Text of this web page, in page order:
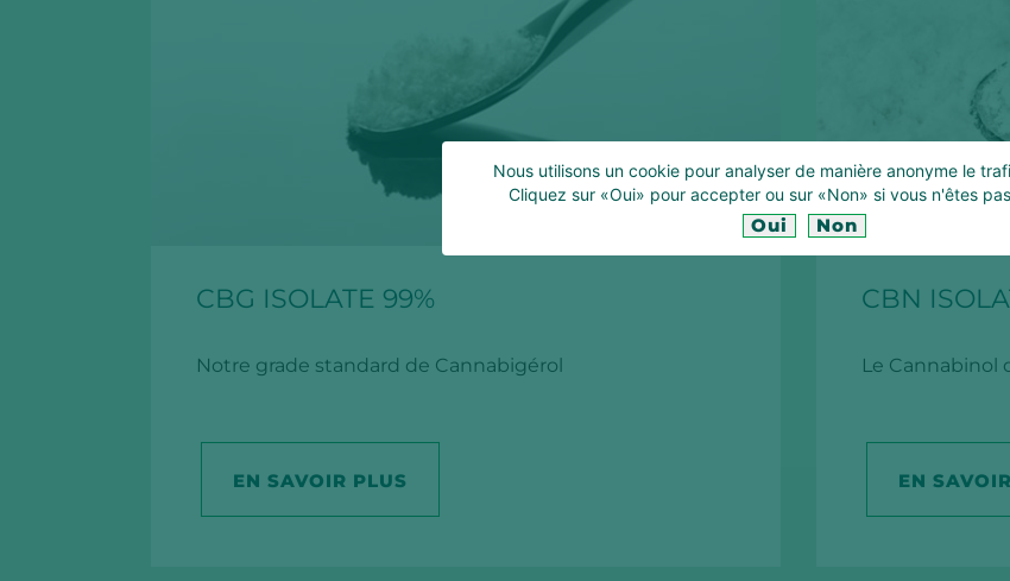
CBG ISOLATE 99%
Notre grade standard de Cannabigérol
EN SAVOIR PLUS
CBN
Le Cannabinol
EN
Nous utilisons un cookie pour analyser de manière anonyme le
Cliquez sur «Oui» pour accepter ou sur «Non» si vous n'êtes
Oui Non